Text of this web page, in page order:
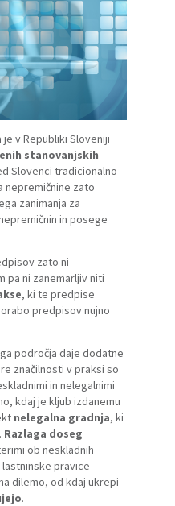
v Republiki Sloveniji
stanovanjskih
Slovenci tradicionalno
nepremičnine zato
zanimanja za
in posege
zato ni
pa ni zanemarljiv niti
, ki te predpise
predpisov nujno
področja daje dodatne
značilnosti v praksi so
in nelegalnimi
kdaj je kljub izdanemu
nelegalna gradnja, ki
Razlaga doseg
ob neskladnih
pravice
dilemo, od kdaj ukrepi
.